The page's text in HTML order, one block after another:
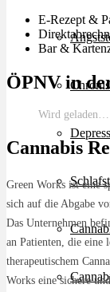
E-Rezept &
Bar &
ÖPNV in
Wird geladen…
Cannabis
Green Works ist eine
sich auf die Abgabe
Das Unternehmen
an Patienten, die eine
therapeutischem
Works eine sichere